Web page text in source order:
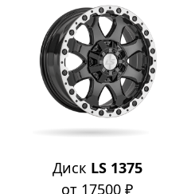
Диск LS 1375
от 17500 ₽